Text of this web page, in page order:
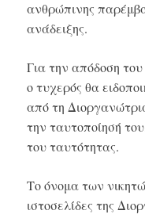
ανθρώπινης
ανάδειξης.
Για την απόδοση
ο τυχερός θα
από τη
την ταυτοποίησή
του ταυτότητας.
Το όνομα των
ιστοσελίδες της